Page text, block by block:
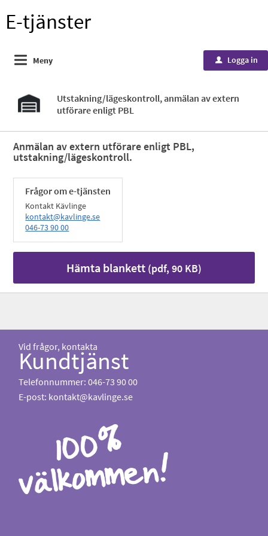
E-tjänster
Meny u Logga in
Utstakning/lägeskontroll, anmälan av extern
utförare enligt PBL
Anmälan av extern utförare enligt PBL,
utstakning/lägeskontroll.
Frågor om e-tjänsten
Kontakt Kävlinge
kontakt@kavlinge.se
046-73 90 00
Hämta blankett (pdf, 90 KB)
Vid frågor, kontakta
Kundtjänst
Telefonnummer: 046-73 90 00
E-post: kontakt@kavlinge.se